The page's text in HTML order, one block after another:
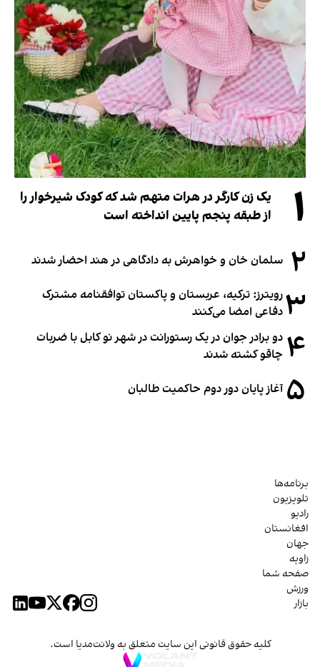
۱
یک زن کارگر در هرات متهم شد که کودک شیرخوار را
از طبقه پنجم پایین انداخته است
۲ سلمان خان و خواهرش به دادگاهی در هند احضار شدند
۳رویترز: ترکیه، عربستان و پاکستان توافقنامه مشترک
دفاعی امضا می‌کنند
۴ دو برادر جوان در یک رستورانت در شهر نو کابل با ضربات
چاقو کشته شدند
۵ آغاز پایان دور دوم حاکمیت طالبان
برنامه‌ها
تلویزیون
رادیو
افغانستان
جهان
زاویه
صفحه شما
ورزش
بازار
کلیه حقوق قانونی این سایت متعلق به ولانت‌مدیا است.